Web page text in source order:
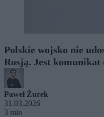
Polskie wojsko nie
Rosją. Jest komunikat
Paweł Żurek
31.03.2026
3 min